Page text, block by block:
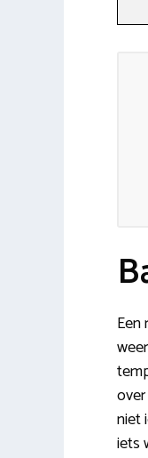
niet
iets